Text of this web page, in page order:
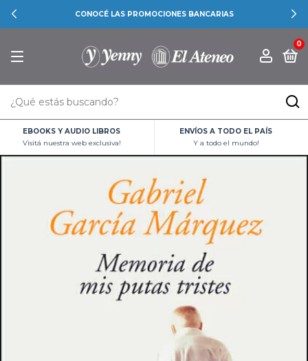
CONOCÉ LAS PROMOCIONES BANCARIAS
0
EBOOKS Y AUDIO LIBROS
Visitá nuestra web exclusiva!
ENVÍOS A TODO EL PAÍS
Y a todo el mundo!